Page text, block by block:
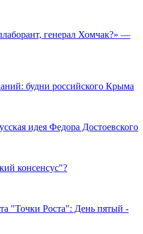
генерал Хомчак?» —
будни российского Крыма
идея Федора Достоевского
консенсус"?
"Точки Роста": День пятый -